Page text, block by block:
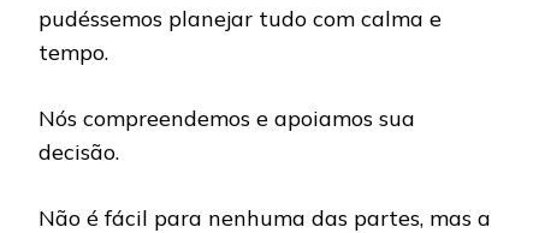
pudéssemos planejar tudo com calma e
tempo.
Nós compreendemos e apoiamos sua
decisão.
Não é fácil para nenhuma das partes, mas a